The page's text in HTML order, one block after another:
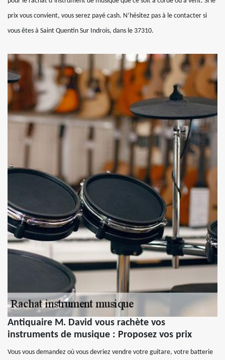
prix vous convient, vous serez payé cash. N’hésitez pas à le contacter si
vous êtes à Saint Quentin Sur Indrois, dans le 37310.
Antiquaire M. David vous rachète vos
instruments de musique : Proposez vos prix
Vous vous demandez où vous devriez vendre votre guitare, votre batterie